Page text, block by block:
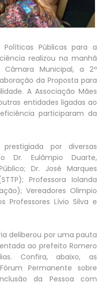
Públicas para a
realizou na manhã
Municipal, a 2ª
da Proposta para
A Associação Mães
entidades ligadas ao
participaram da
por diversas
Dr. Eulâmpio Duarte,
Dr. José Marques
Professora Iolanda
Vereadores Olimpio
Professores Lívio Silva e
deliberou por uma pauta
ao prefeito Romero
Confira, abaixo, as
Permanente sobre
da Pessoa com